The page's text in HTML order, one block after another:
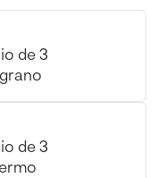
de 3
de 3